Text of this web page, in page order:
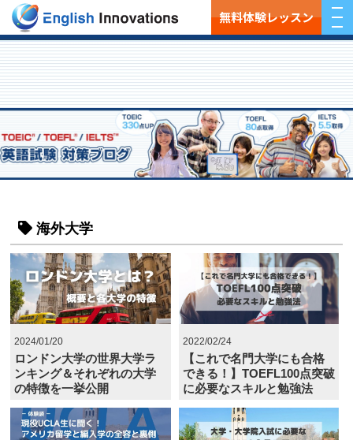
無料体験レッスン
海外大学
2024/01/20
ロンドン大学の世界大学ラ
ンキング＆それぞれの大学
の特徴を一挙公開
2022/02/24
【これで名門大学にも合格
できる！】TOEFL100点突破
に必要なスキルと勉強法